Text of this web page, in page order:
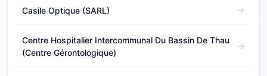
Casile Optique (SARL)
Centre Hospitalier Intercommunal Du Bassin De Thau
(Centre Gérontologique)